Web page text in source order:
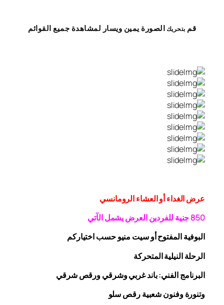
قم بتحريك الصورة يمين ويسار لمشاهدة جميع القوائم
عرض الغداء أو العشاء الرومانسي
850 جنية للفردينالعرض يشمل الآتي
البوفيةالمفتوحأو سيت منيو حسب اختياركم
الرحلةالنيلية المتحركة
البرنامج الفني: باند غربي وشرقيورقصشرقي
وتنورة وفنون شعبيةرقصسلو